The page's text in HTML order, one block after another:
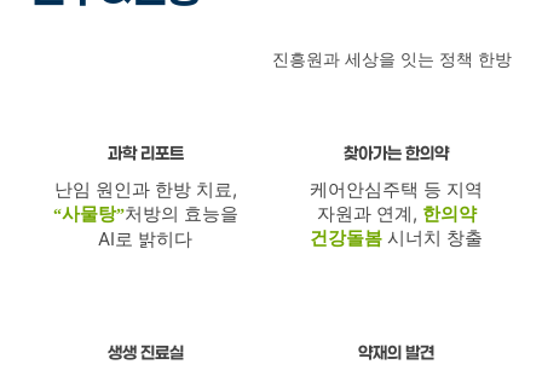
진흥원과 세상을 잇는 정책 한방
과학 리포트
난임 원인과 한방 치료,
“사물탕”처방의 효능을
AI로 밝히다
찾아가는 한의약
케어안심주택 등 지역
자원과 연계, 한의약
건강돌봄시너치 창출
생생 진료실 약재의 발견